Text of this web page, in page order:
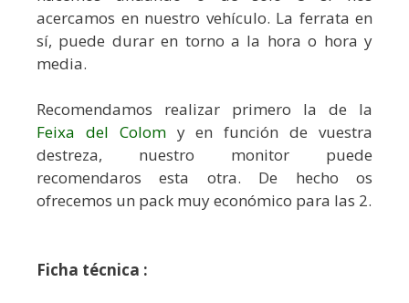
acercamos en nuestro vehículo. La ferrata en
sí, puede durar en torno a la hora o hora y
media.
Recomendamos realizar primero la de la
Feixa del Colom y en función de vuestra
destreza, nuestro monitor puede
recomendaros esta otra. De hecho os
ofrecemos un pack muy económico para las 2.
Ficha técnica :